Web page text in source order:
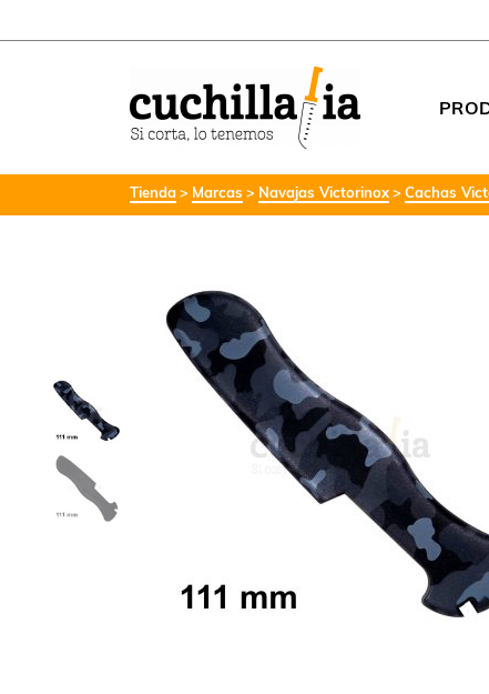
Tienda Marcas Navajas Victorinox Cachas